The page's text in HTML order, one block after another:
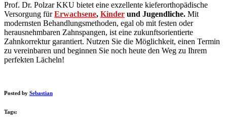
Prof. Dr. Polzar KKU bietet eine exzellente kieferorthopädische
Versorgung fürErwachsene, Kinder und Jugendliche. Mit
modernsten Behandlungsmethoden, egal ob mit festen oder
herausnehmbaren Zahnspangen, ist eine zukunftsorientierte
Zahnkorrektur garantiert. Nutzen Sie die Möglichkeit, einen Termin
zu vereinbaren und beginnen Sie noch heute den Weg zu Ihrem
perfekten Lächeln!
Posted by Sebastian
Tags: